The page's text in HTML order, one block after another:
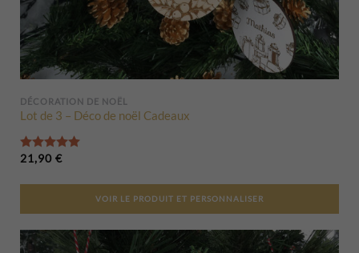
DÉCORATION DE NOËL
Lot de 3 – Déco de noël Cadeaux
21,90 €
VOIR LE PRODUIT ET PERSONNALISER